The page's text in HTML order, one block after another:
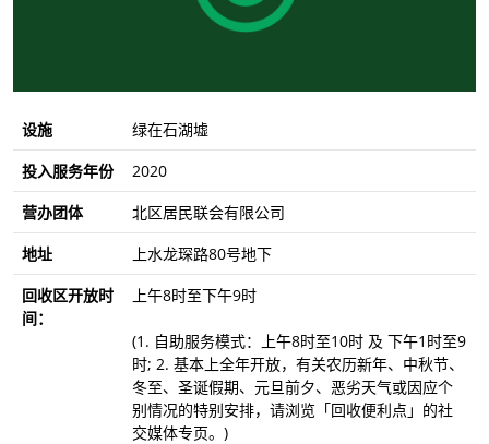
设施
绿在石湖墟
投入服务年份
2020
营办团体
北区居民联会有限公司
地址
上水龙琛路80号地下
回收区开放时
间：
上午8时至下午9时
(1. 自助服务模式：上午8时至10时 及 下午1时至9
时; 2. 基本上全年开放，有关农历新年、中秋节、
冬至、圣诞假期、元旦前夕、恶劣天气或因应个
别情况的特别安排，请浏览「回收便利点」的社
交媒体专页。)